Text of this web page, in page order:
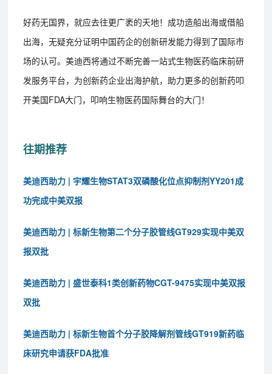
好药无国界，就应去往更广袤的天地！成功造船出海或借船
出海，无疑充分证明中国药企的创新研发能力得到了国际市
场的认可。美迪西将通过不断完善一站式生物医药临床前研
发服务平台，为创新药企业出海护航，助力更多的创新药叩
开美国FDA大门，叩响生物医药国际舞台的大门！
往期推荐
美迪西助力 | 宇耀生物STAT3双磷酸化位点抑制剂YY201成
功完成中美双报
美迪西助力 | 标新生物第二个分子胶管线GT929实现中美双
报双批
美迪西助力 | 盛世泰科1类创新药物CGT-9475实现中美双报
双批
美迪西助力 | 标新生物首个分子胶降解剂管线GT919新药临
床研究申请获FDA批准